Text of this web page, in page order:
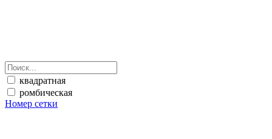
квадратная
ромбическая
Номер сетки